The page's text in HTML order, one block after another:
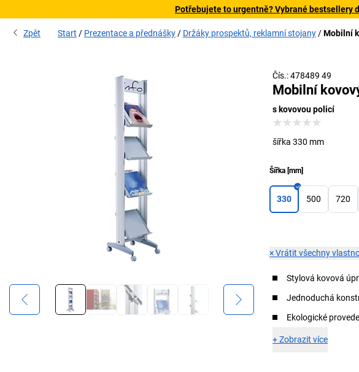
Potřebujete to urgentně? Vybrané bestsellery
Zpět Start Prezentace a přednášky Držáky prospektů, reklamní stojany Mobilní
Čís.: 478489 49
Mobilní
s kovovou policí
šířka 330 mm
Šířka [mm]
330 500 720
×Vrátit všechny
Stylová kovová
Jednoduchá
Ekologické
+Zobrazit více